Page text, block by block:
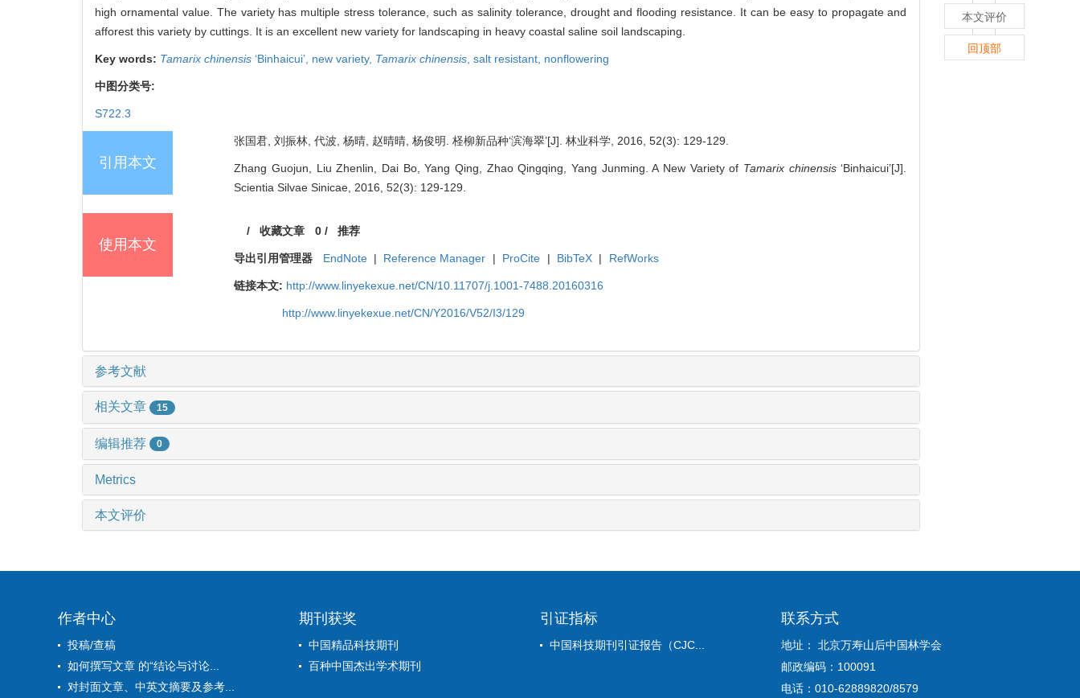
high ornamental value. The variety has multiple stress tolerance, such as salinity tolerance, drought and flooding resistance. It can be easy to propagate and
afforest this variety by cuttings. It is an excellent new variety for landscaping in heavy coastal saline soil landscaping.
Key words: Tamarix chinensis ‘Binhaicui’, new variety, Tamarix chinensis salt resistant, nonflowering
中图分类号:
S722.3
引用本文
张国君, 刘振林, 代波, 杨晴, 赵晴晴, 杨俊明. 柽柳新品种‘滨海翠’[J]. 林业科学, 2016, 52(3): 129-129.
Zhang Guojun, Liu Zhenlin, Dai Bo, Yang Qing, Zhao Qingqing, Yang Junming. A New Variety of Tamarix chinensis‘Binhaicui’[J].
Scientia Silvae Sinicae, 2016, 52(3): 129-129.
使用本文
/收藏文章 0/ 推荐
导出引用管理器 EndNote | Reference Manager | ProCite | BibTeX | RefWorks
链接本文: http://www.linyekexue.net/CN/10.11707/j.1001-7488.20160316
http://www.linyekexue.net/CN/Y2016/V52/I3/129
参考文献
相关文章 15
编辑推荐 0
Metrics
本文评价
本文评价
回顶部
作者中心
投稿/查稿
如何撰写文章 的“结论与讨论...
对封面文章、中英文摘要及参考...
期刊获奖
中国精品科技期刊
百种中国杰出学术期刊
引证指标
中国科技期刊引证报告（CJC...
联系方式
地址： 北京万寿山后中国林学会
邮政编码：100091
电话：010-62889820/8579